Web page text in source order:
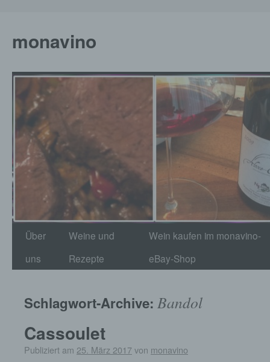
monavino
Zum
Inhalt
Über
uns
Weine und
Rezepte
Wein kaufen im monavino-
eBay-Shop
Schlagwort-Archive: Bandol
Cassoulet
Publiziert am 25. März 2017 von monavino